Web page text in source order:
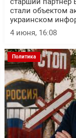
стали объектом
украинском
4 июня, 16:08
Политика